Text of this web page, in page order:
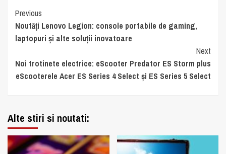
Continue
Reading
Previous
Noutăți Lenovo Legion: console portabile de gaming,
laptopuri și alte soluții inovatoare
Next
Noi trotinete electrice: eScooter Predator ES Storm plus
eScooterele Acer ES Series 4 Select și ES Series 5 Select
Alte stiri si noutati: